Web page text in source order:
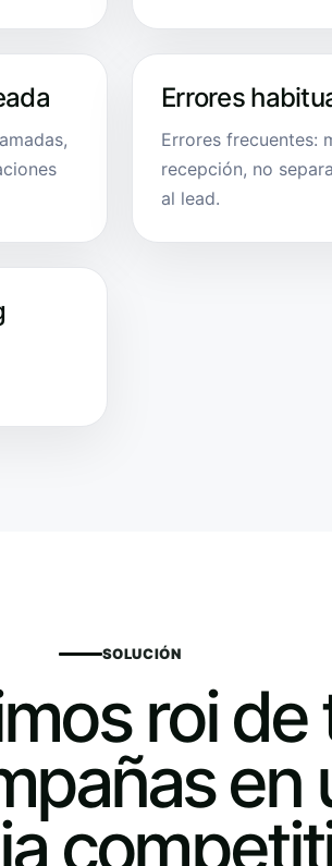
Errores
Errores frecuentes:
recepción, no
al lead.
SOLUCIÓN
roi de
en